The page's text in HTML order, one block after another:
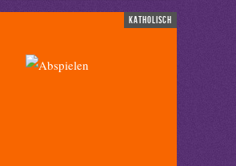
katholisch